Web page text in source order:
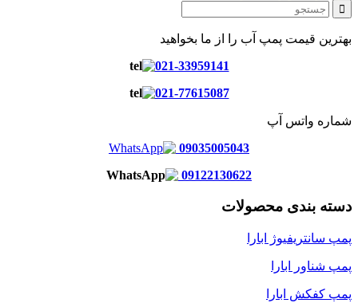
بهترین قیمت پمپ آب را از ما بخواهید
021-33959141
021-77615087
شماره واتس آپ
09035005043
09122130622
دسته بندی محصولات
پمپ سانتریفیوژ ابارا
پمپ شناور ابارا
پمپ کفکش ابارا